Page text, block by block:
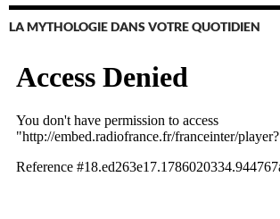
LA MYTHOLOGIE DANS VOTRE QUOTIDIEN